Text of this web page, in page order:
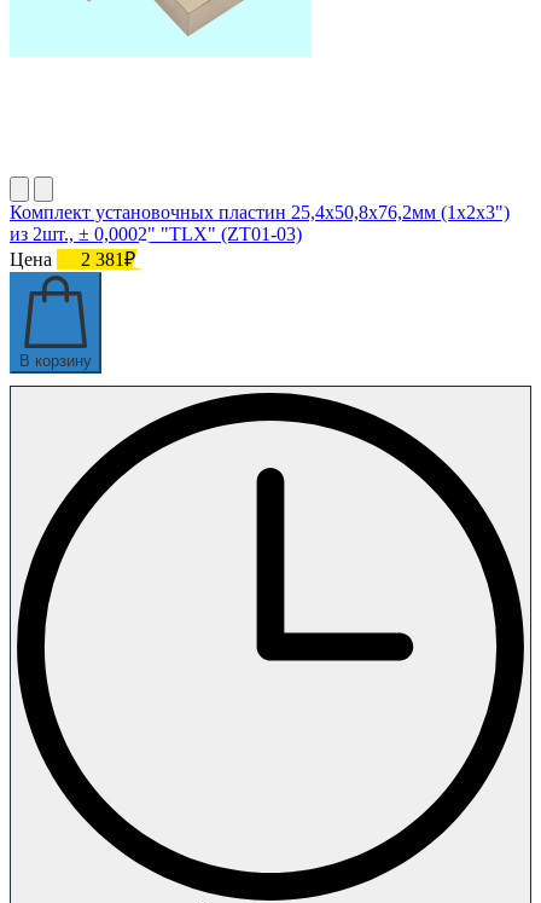
Комплект установочных пластин 25,4х50,8х76,2мм (1х2х3")
из 2шт., ± 0,0002" "TLX" (ZT01-03)
Цена
2 381₽
В корзину